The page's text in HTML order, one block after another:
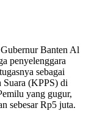
Banten Al
penyelenggara
sebagai
Suara (KPPS) di
yang gugur,
sebesar Rp5 juta.